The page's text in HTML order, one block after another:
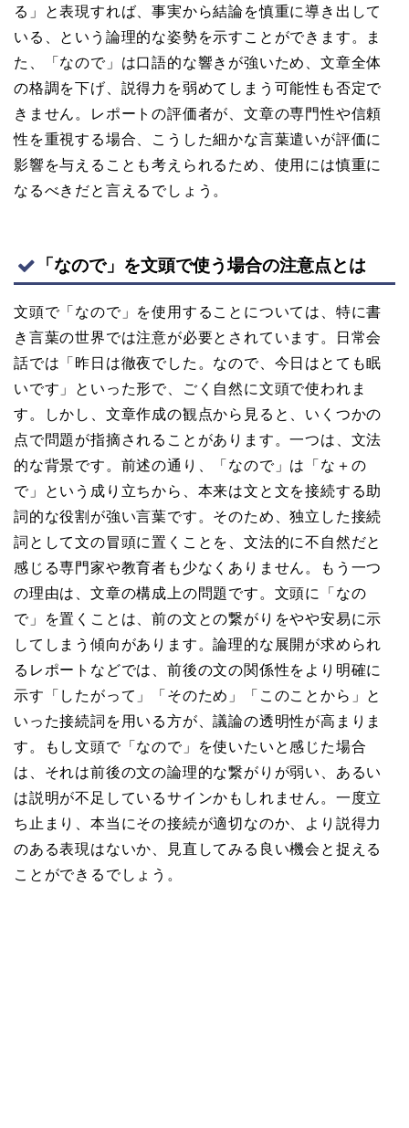
る」と表現すれば、事実から結論を慎重に導き出して
いる、という論理的な姿勢を示すことができます。ま
た、「なので」は口語的な響きが強いため、文章全体
の格調を下げ、説得力を弱めてしまう可能性も否定で
きません。レポートの評価者が、文章の専門性や信頼
性を重視する場合、こうした細かな言葉遣いが評価に
影響を与えることも考えられるため、使用には慎重に
なるべきだと言えるでしょう。
「なので」を文頭で使う場合の注意点とは
文頭で「なので」を使用することについては、特に書
き言葉の世界では注意が必要とされています。日常会
話では「昨日は徹夜でした。なので、今日はとても眠
いです」といった形で、ごく自然に文頭で使われま
す。しかし、文章作成の観点から見ると、いくつかの
点で問題が指摘されることがあります。一つは、文法
的な背景です。前述の通り、「なので」は「な＋の
で」という成り立ちから、本来は文と文を接続する助
詞的な役割が強い言葉です。そのため、独立した接続
詞として文の冒頭に置くことを、文法的に不自然だと
感じる専門家や教育者も少なくありません。もう一つ
の理由は、文章の構成上の問題です。文頭に「なの
で」を置くことは、前の文との繋がりをやや安易に示
してしまう傾向があります。論理的な展開が求められ
るレポートなどでは、前後の文の関係性をより明確に
示す「したがって」「そのため」「このことから」と
いった接続詞を用いる方が、議論の透明性が高まりま
す。もし文頭で「なので」を使いたいと感じた場合
は、それは前後の文の論理的な繋がりが弱い、あるい
は説明が不足しているサインかもしれません。一度立
ち止まり、本当にその接続が適切なのか、より説得力
のある表現はないか、見直してみる良い機会と捉える
ことができるでしょう。